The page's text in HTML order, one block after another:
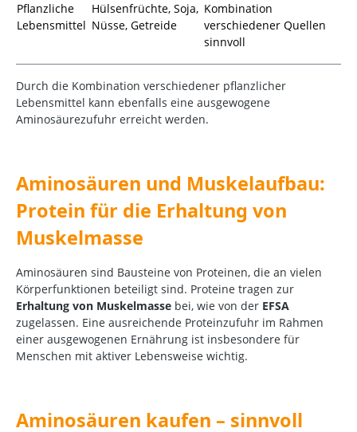
Pflanzliche
Lebensmittel
Hülsenfrüchte, Soja,
Nüsse, Getreide
Kombination
verschiedener Quellen
sinnvoll
Durch die Kombination verschiedener pflanzlicher
Lebensmittel kann ebenfalls eine ausgewogene
Aminosäurezufuhr erreicht werden.
Aminosäuren und Muskelaufbau:
Protein für die Erhaltung von
Muskelmasse
Aminosäuren sind Bausteine von Proteinen, die an vielen
Körperfunktionen beteiligt sind. Proteine tragen zur
Erhaltung von Muskelmasse bei, wie von der EFSA
zugelassen. Eine ausreichende Proteinzufuhr im Rahmen
einer ausgewogenen Ernährung ist insbesondere für
Menschen mit aktiver Lebensweise wichtig.
Aminosäuren kaufen – sinnvoll